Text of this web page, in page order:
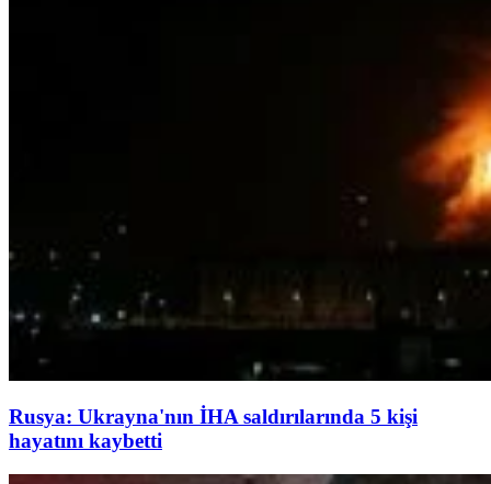
Rusya: Ukrayna'nın İHA saldırılarında 5 kişi
hayatını kaybetti